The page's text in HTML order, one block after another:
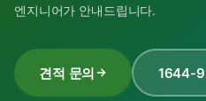
엔지니어가 안내드립니다.
견적 문의 1644-